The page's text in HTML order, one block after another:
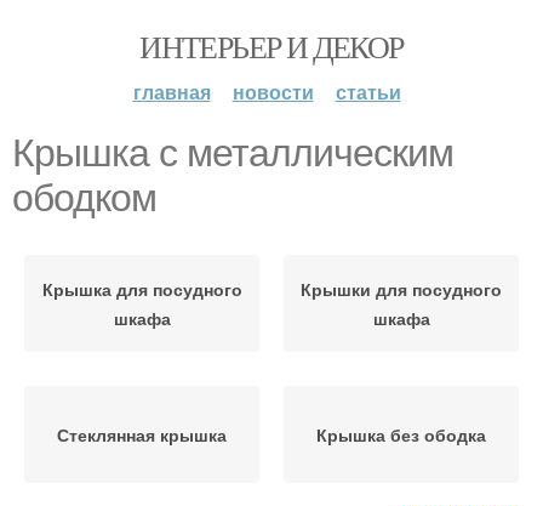
ИНТЕРЬЕР И ДЕКОР
главная новости статьи
Крышка с металлическим
ободком
Крышка для посудного
шкафа
Крышки для посудного
шкафа
Стеклянная крышка Крышка без ободка